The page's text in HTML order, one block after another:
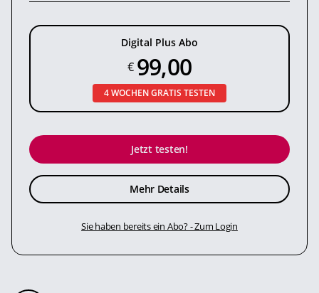
Digital Plus Abo
€ 99,00
4 WOCHEN GRATIS TESTEN
Jetzt testen!
Mehr Details
Sie haben bereits ein Abo? - Zum Login